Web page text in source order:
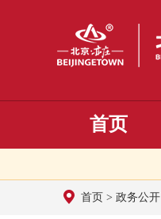
首页
首页 > 政务公开